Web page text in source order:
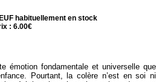
habituellement en stock
: 6.00€
émotion fondamentale et universelle que
Pourtant, la colère n’est en soi ni